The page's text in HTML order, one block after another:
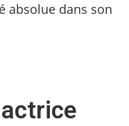
absolue dans son